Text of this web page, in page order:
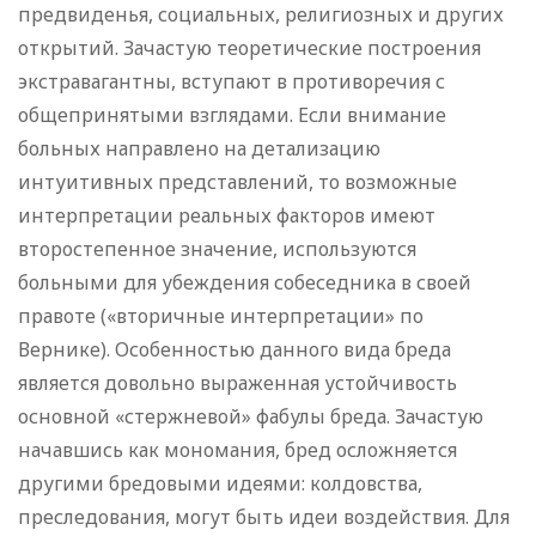
предвиденья, социальных, религиозных и других
открытий. Зачастую теоретические построения
экстравагантны, вступают в противоречия с
общепринятыми взглядами. Если внимание
больных направлено на детализацию
интуитивных представлений, то возможные
интерпретации реальных факторов имеют
второстепенное значение, используются
больными для убеждения собеседника в своей
правоте («вторичные интерпретации» по
Вернике). Особенностью данного вида бреда
является довольно выраженная устойчивость
основной «стержневой» фабулы бреда. Зачастую
начавшись как мономания, бред осложняется
другими бредовыми идеями: колдовства,
преследования, могут быть идеи воздействия. Для